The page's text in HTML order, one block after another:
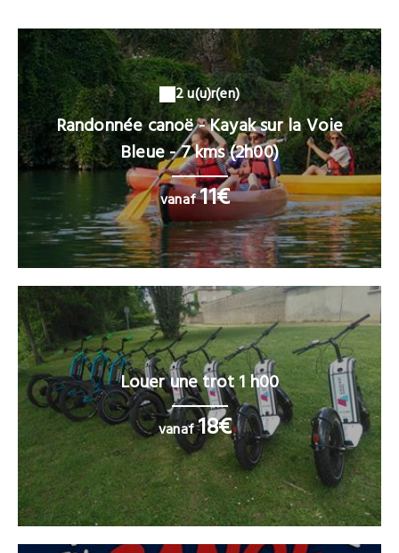
2 u(u)r(en)
Randonnée canoë - Kayak sur la Voie
Bleue - 7 kms (2h00)
vanaf11€
Louer une trot 1 h00
vanaf18€